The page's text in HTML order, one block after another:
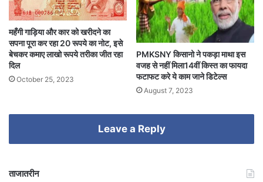
महँगी गाड़िया और कार को खरीदने का
सपना पूरा कर रहा 20 रूपये का नोट, इसे
बेचकर कमाए लाखो रूपये तरीका जीत रहा
दिल
October 25, 2023
PMKSNY किसानो ने पकड़ा माथा इस
वजह से नहीं मिला14वीं किस्त का फायदा
फटाफट करे ये काम जाने डिटेल्स
August 7, 2023
Leave a Reply
ताजातरीन